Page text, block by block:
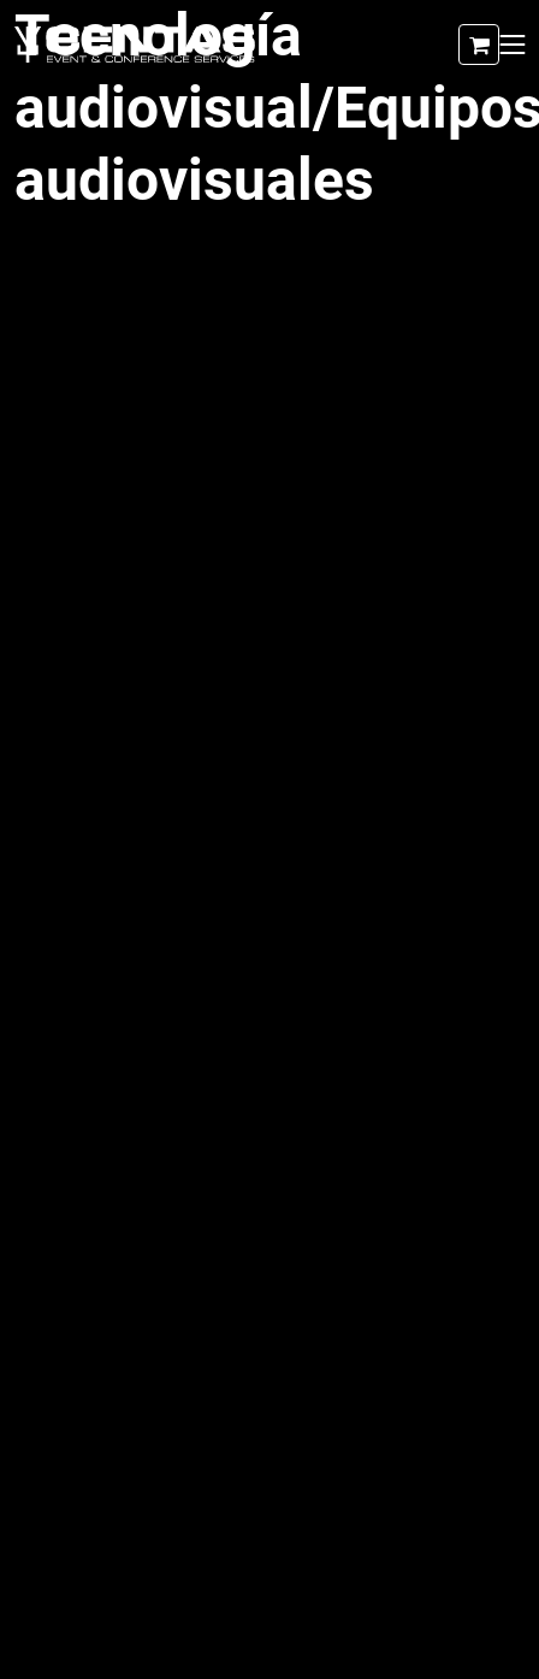
Tecnología
audiovisual/
audiovisuales